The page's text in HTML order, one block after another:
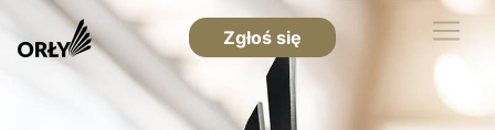
Zgłoś się